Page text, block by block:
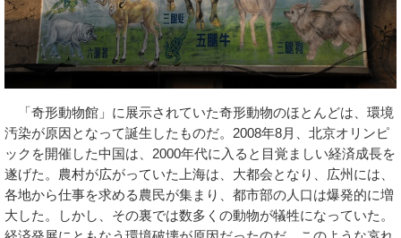
「奇形動物館」に展示されていた奇形動物のほとんどは、環境
汚染が原因となって誕生したものだ。2008年8月、北京オリンピ
ックを開催した中国は、2000年代に入ると目覚ましい経済成長を
遂げた。農村が広がっていた上海は、大都会となり、広州には、
各地から仕事を求める農民が集まり、都市部の人口は爆発的に増
大した。しかし、その裏では数多くの動物が犠牲になっていた。